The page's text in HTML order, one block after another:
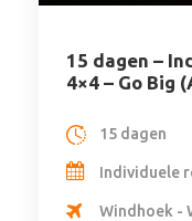
15 dagen –
4×4 – Go Big
15 dagen
Individuele
Windhoek -